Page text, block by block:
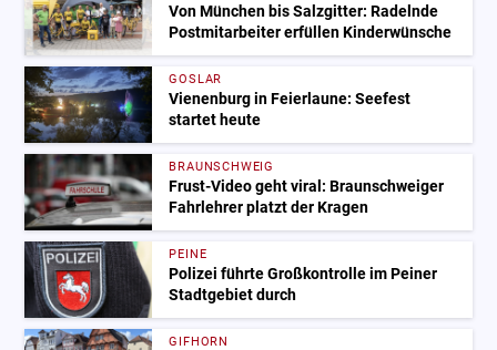
Von München bis Salzgitter: Radelnde
Postmitarbeiter erfüllen Kinderwünsche
GOSLAR
Vienenburg in Feierlaune: Seefest
startet heute
BRAUNSCHWEIG
Frust-Video geht viral: Braunschweiger
Fahrlehrer platzt der Kragen
PEINE
Polizei führte Großkontrolle im Peiner
Stadtgebiet durch
GIFHORN